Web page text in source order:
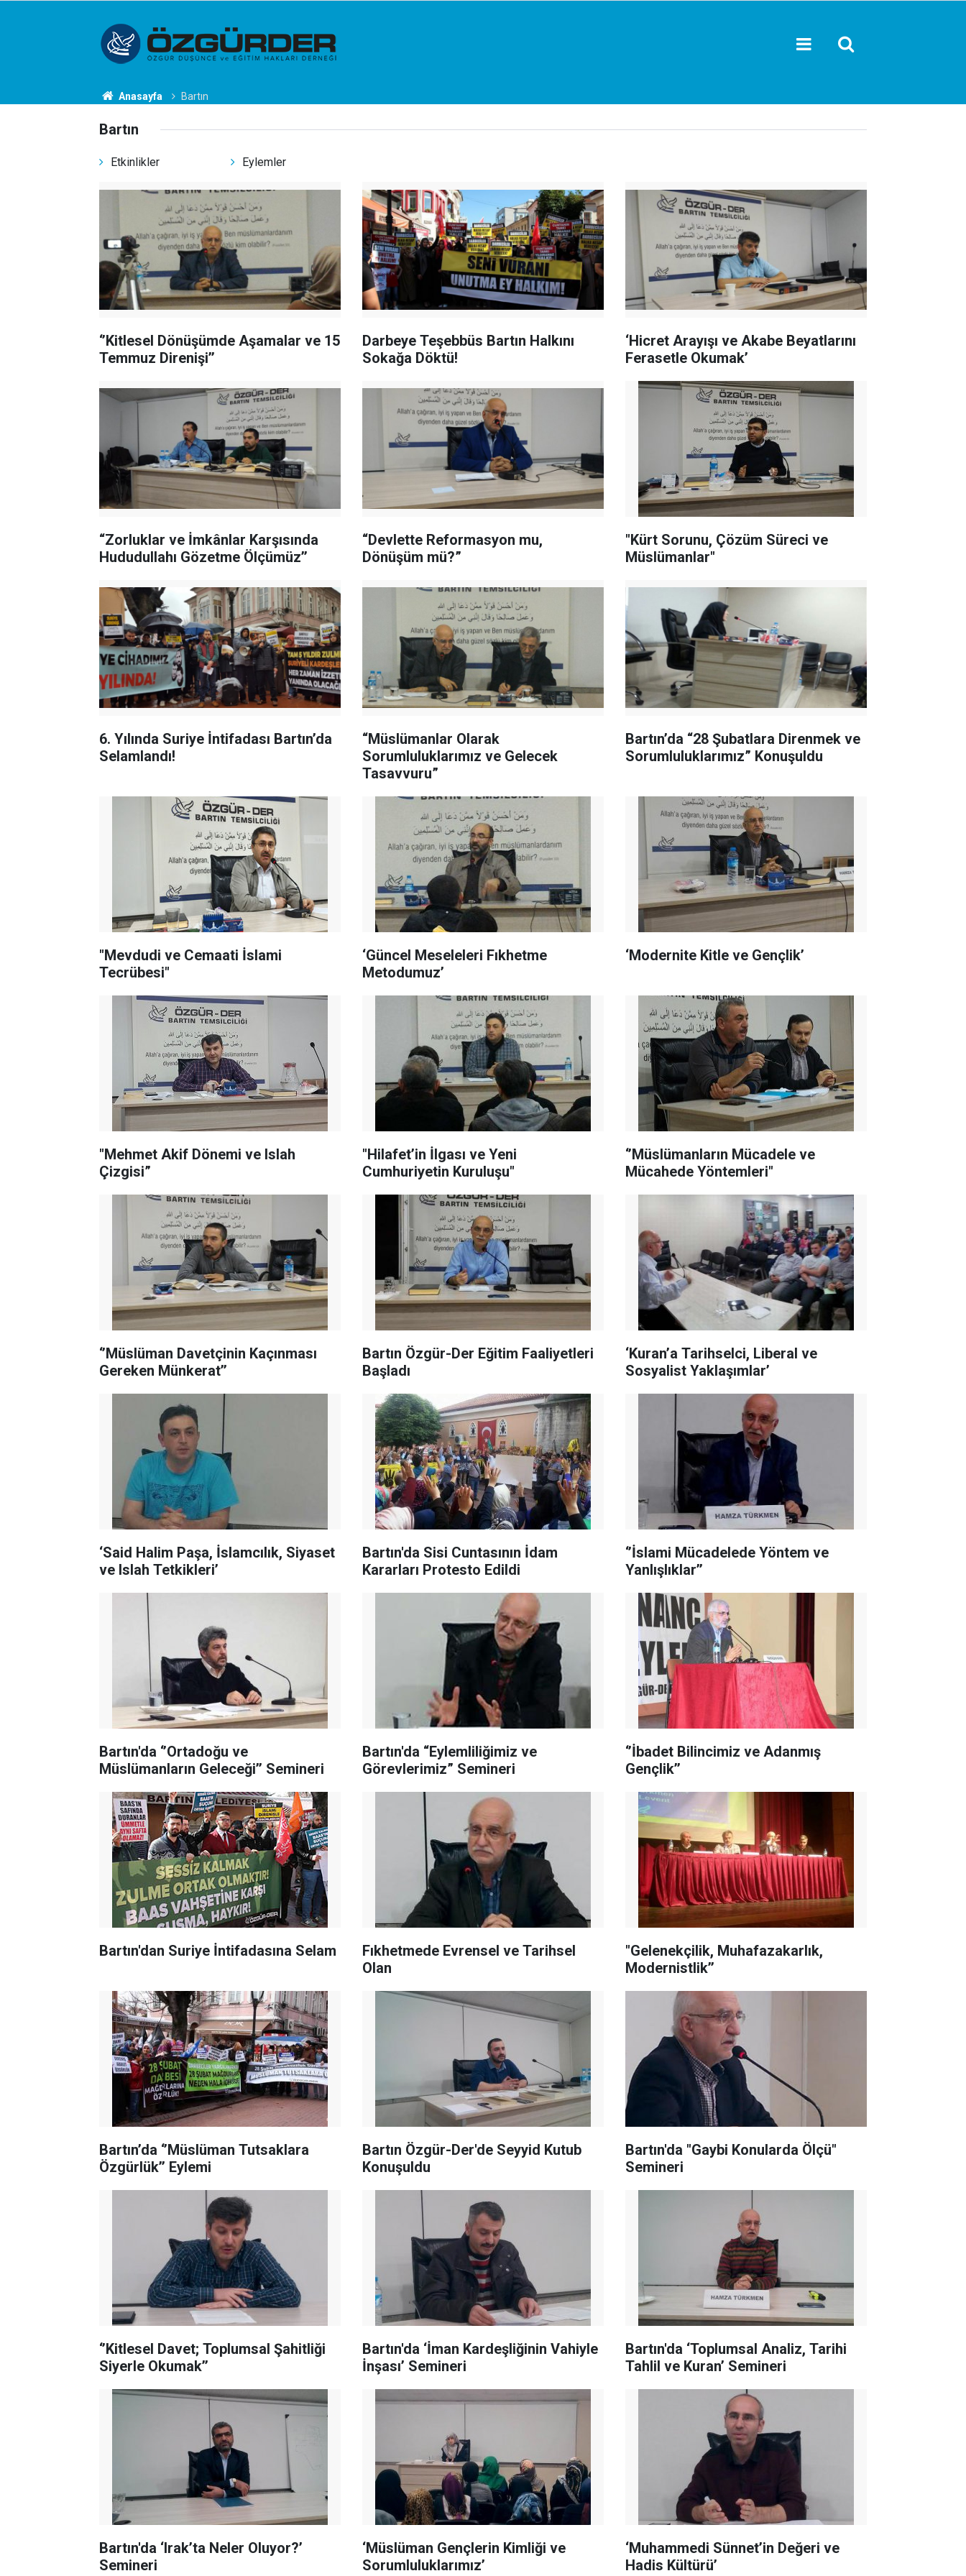
Anasayfa Bartın
Bartın
Etkinlikler Eylemler
‘’Kitlesel Dönüşümde Aşamalar ve 15
Temmuz Direnişi’’
Darbeye Teşebbüs Bartın Halkını
Sokağa Döktü!
‘Hicret Arayışı ve Akabe Beyatlarını
Ferasetle Okumak’
“Zorluklar ve İmkânlar Karşısında
Hududullahı Gözetme Ölçümüz’’
“Devlette Reformasyon mu,
Dönüşüm mü?”
"Kürt Sorunu, Çözüm Süreci ve
Müslümanlar"
6. Yılında Suriye İntifadası Bartın’da
Selamlandı!
“Müslümanlar Olarak
Sorumluluklarımız ve Gelecek
Tasavvuru”
Bartın’da “28 Şubatlara Direnmek ve
Sorumluluklarımız” Konuşuldu
"Mevdudi ve Cemaati İslami
Tecrübesi"
‘Güncel Meseleleri Fıkhetme
Metodumuz’
‘Modernite Kitle ve Gençlik’
"Mehmet Akif Dönemi ve Islah
Çizgisi”
"Hilafet’in İlgası ve Yeni
Cumhuriyetin Kuruluşu"
‘’Müslümanların Mücadele ve
Mücahede Yöntemleri"
‘’Müslüman Davetçinin Kaçınması
Gereken Münkerat’’
Bartın Özgür-Der Eğitim Faaliyetleri
Başladı
‘Kuran’a Tarihselci, Liberal ve
Sosyalist Yaklaşımlar’
‘Said Halim Paşa, İslamcılık, Siyaset
ve Islah Tetkikleri’
Bartın'da Sisi Cuntasının İdam
Kararları Protesto Edildi
‘’İslami Mücadelede Yöntem ve
Yanlışlıklar’’
Bartın'da ‘’Ortadoğu ve
Müslümanların Geleceği’’ Semineri
Bartın'da “Eylemliliğimiz ve
Görevlerimiz” Semineri
‘’İbadet Bilincimiz ve Adanmış
Gençlik’’
Bartın'dan Suriye İntifadasına Selam
Fıkhetmede Evrensel ve Tarihsel
Olan
"Gelenekçilik, Muhafazakarlık,
Modernistlik’’
Bartın’da ‘’Müslüman Tutsaklara
Özgürlük’’ Eylemi
Bartın Özgür-Der'de Seyyid Kutub
Konuşuldu
Bartın'da "Gaybi Konularda Ölçü"
Semineri
‘’Kitlesel Davet; Toplumsal Şahitliği
Siyerle Okumak’’
Bartın'da ‘İman Kardeşliğinin Vahiyle
İnşası’ Semineri
Bartın'da ‘Toplumsal Analiz, Tarihi
Tahlil ve Kuran’ Semineri
Bartın'da ‘Irak’ta Neler Oluyor?’
Semineri
‘Müslüman Gençlerin Kimliği ve
Sorumluluklarımız’
‘Muhammedi Sünnet’in Değeri ve
Hadis Kültürü’